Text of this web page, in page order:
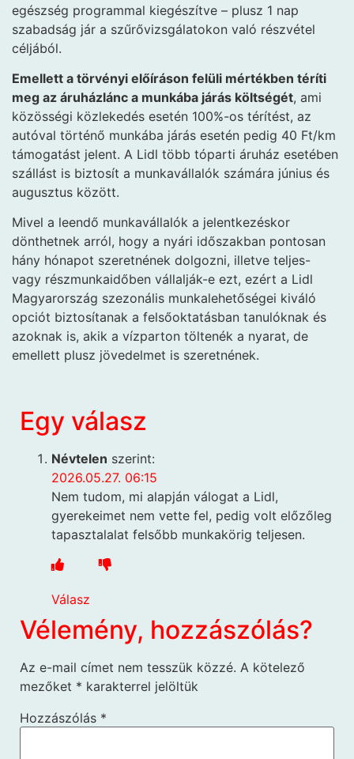
egészség programmal kiegészítve – plusz 1 nap
szabadság jár a szűrővizsgálatokon való részvétel
céljából.
Emellett a törvényi előíráson felüli mértékben téríti
meg az áruházlánc a munkába járás költségét, ami
közösségi közlekedés esetén 100%-os térítést, az
autóval történő munkába járás esetén pedig 40 Ft/km
támogatást jelent. A Lidl több tóparti áruház esetében
szállást is biztosít a munkavállalók számára június és
augusztus között.
Mivel a leendő munkavállalók a jelentkezéskor
dönthetnek arról, hogy a nyári időszakban pontosan
hány hónapot szeretnének dolgozni, illetve teljes-
vagy részmunkaidőben vállalják-e ezt, ezért a Lidl
Magyarország szezonális munkalehetőségei kiváló
opciót biztosítanak a felsőoktatásban tanulóknak és
azoknak is, akik a vízparton töltenék a nyarat, de
emellett plusz jövedelmet is szeretnének.
Egy válasz
Névtelen szerint:
2026.05.27. 06:15
Nem tudom, mi alapján válogat a Lidl,
gyerekeimet nem vette fel, pedig volt előzőleg
tapasztalalat felsőbb munkakörig teljesen.
Válasz
Vélemény, hozzászólás?
Az e-mail címet nem tesszük közzé. A kötelező
mezőket * karakterrel jelöltük
Hozzászólás *